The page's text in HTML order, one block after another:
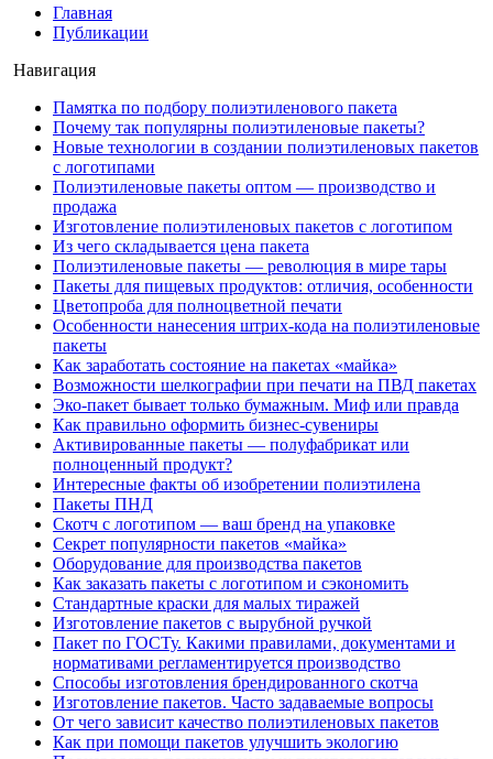
Главная
Публикации
Навигация
Памятка по подбору полиэтиленового пакета
Почему так популярны полиэтиленовые пакеты?
Новые технологии в создании полиэтиленовых пакетов
с логотипами
Полиэтиленовые пакеты оптом — производство и
продажа
Изготовление полиэтиленовых пакетов с логотипом
Из чего складывается цена пакета
Полиэтиленовые пакеты — революция в мире тары
Пакеты для пищевых продуктов: отличия, особенности
Цветопроба для полноцветной печати
Особенности нанесения штрих-кода на полиэтиленовые
пакеты
Как заработать состояние на пакетах «майка»
Возможности шелкографии при печати на ПВД пакетах
Эко-пакет бывает только бумажным. Миф или правда
Как правильно оформить бизнес-сувениры
Активированные пакеты — полуфабрикат или
полноценный продукт?
Интересные факты об изобретении полиэтилена
Пакеты ПНД
Скотч с логотипом — ваш бренд на упаковке
Секрет популярности пакетов «майка»
Оборудование для производства пакетов
Как заказать пакеты с логотипом и сэкономить
Стандартные краски для малых тиражей
Изготовление пакетов с вырубной ручкой
Пакет по ГОСТу. Какими правилами, документами и
нормативами регламентируется производство
Способы изготовления брендированного скотча
Изготовление пакетов. Часто задаваемые вопросы
От чего зависит качество полиэтиленовых пакетов
Как при помощи пакетов улучшить экологию